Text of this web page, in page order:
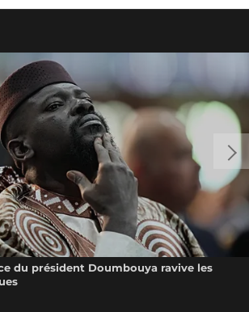
du président Doumbouya ravive les